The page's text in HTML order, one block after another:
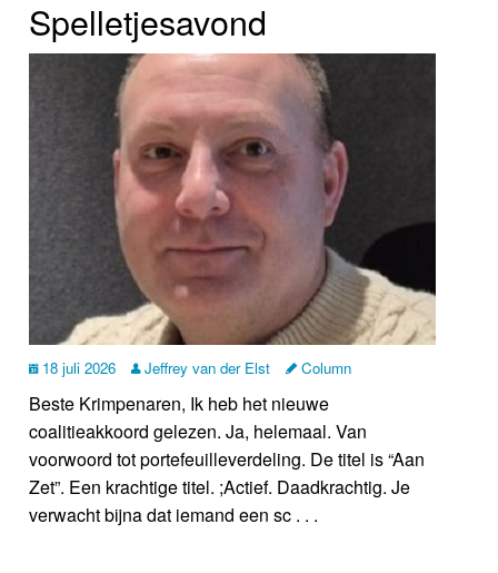
Spelletjesavond
18 juli 2026 Jeffrey van der Elst Column
Beste Krimpenaren, Ik heb het nieuwe
coalitieakkoord gelezen. Ja, helemaal. Van
voorwoord tot portefeuilleverdeling. De titel is “Aan
Zet”. Een krachtige titel. ;Actief. Daadkrachtig. Je
verwacht bijna dat iemand een sc . . .